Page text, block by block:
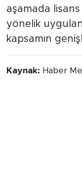
aşamada
yönelik
kapsamın
Kaynak: Haber